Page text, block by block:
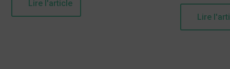
Lire l'article
Lire